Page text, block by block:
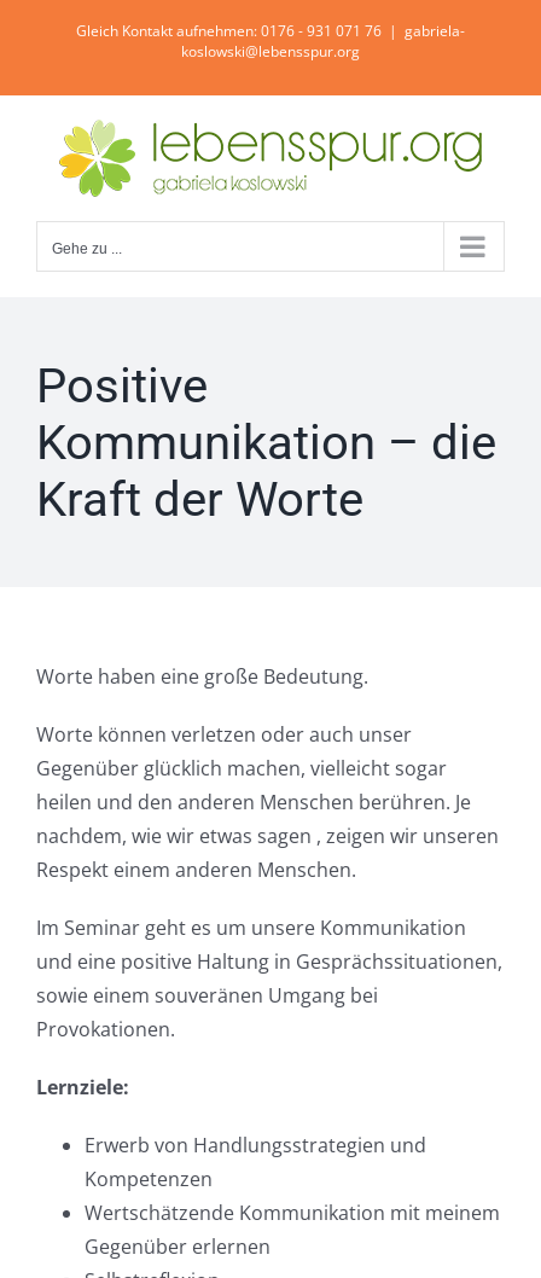
Gleich Kontakt aufnehmen: 0176 - 931 071 76 | gabriela-
koslowski@lebensspur.org
Gehe zu ...
Positive
Kommunikation – die
Kraft der Worte
Worte haben eine große Bedeutung.
Worte können verletzen oder auch unser
Gegenüber glücklich machen, vielleicht sogar
heilen und den anderen Menschen berühren. Je
nachdem, wie wir etwas sagen , zeigen wir unseren
Respekt einem anderen Menschen.
Im Seminar geht es um unsere Kommunikation
und eine positive Haltung in Gesprächssituationen,
sowie einem souveränen Umgang bei
Provokationen.
Lernziele:
Erwerb von Handlungsstrategien und
Kompetenzen
Wertschätzende Kommunikation mit meinem
Gegenüber erlernen